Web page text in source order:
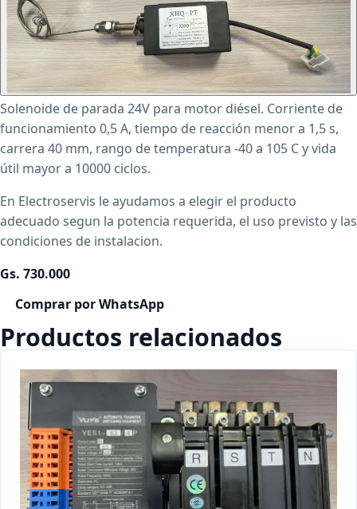
Solenoide de parada 24V para motor diésel. Corriente de
funcionamiento 0,5 A, tiempo de reacción menor a 1,5 s,
carrera 40 mm, rango de temperatura -40 a 105 C y vida
útil mayor a 10000 ciclos.
En Electroservis le ayudamos a elegir el producto
adecuado segun la potencia requerida, el uso previsto y las
condiciones de instalacion.
Gs. 730.000
Comprar por WhatsApp
Productos relacionados